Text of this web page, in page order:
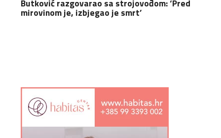
Butković razgovarao sa strojovođom: ‘Pred
mirovinom je, izbjegao je smrt’